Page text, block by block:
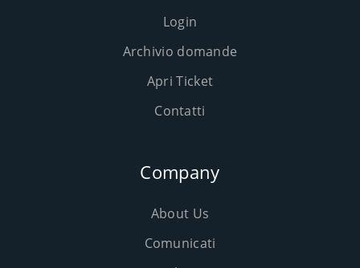
Login
Archivio domande
Apri Ticket
Contatti
Company
About Us
Comunicati